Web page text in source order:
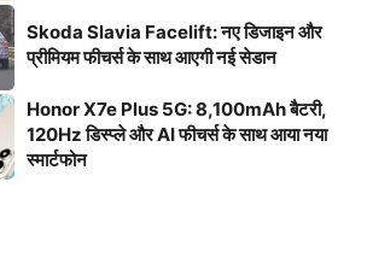
Skoda Slavia Facelift: नए डिजाइन और
प्रीमियम फीचर्स के साथ आएगी नई सेडान
Honor X7e Plus 5G: 8,100mAh बैटरी,
120Hz डिस्प्ले और AI फीचर्स के साथ आया नया
स्मार्टफोन